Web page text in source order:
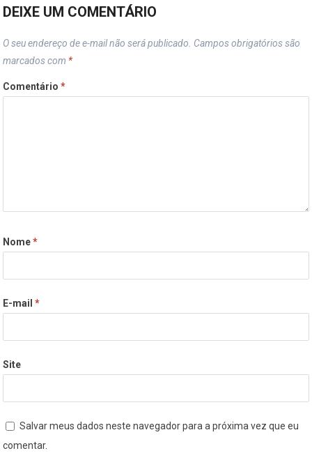
DEIXE UM COMENTÁRIO
O seu endereço de e-mail não será publicado. Campos obrigatórios são
marcados com *
Comentário*
Nome*
E-mail*
Site
Salvar meus dados neste navegador para a próxima vez que eu
comentar.